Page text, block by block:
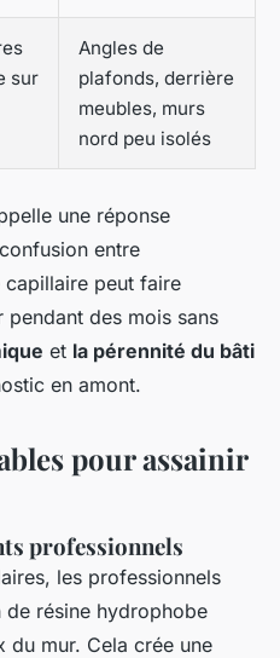
sur
Angles de
plafonds, derrière
meubles, murs
nord peu isolés
une réponse
entre
peut faire
pendant des mois sans
et la pérennité du bâti
en amont.
pour assainir
professionnels
les professionnels
de résine hydrophobe
du mur. Cela crée une